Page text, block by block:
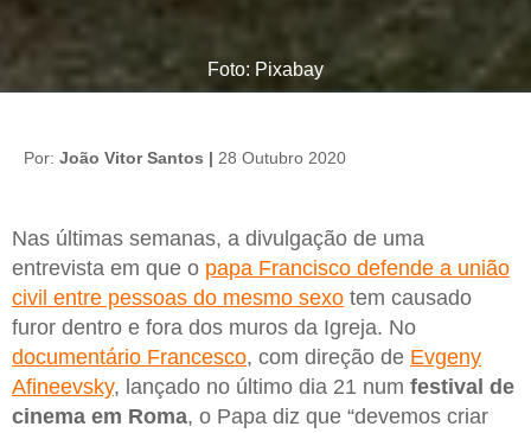
Foto: Pixabay
Por: João Vitor Santos | 28 Outubro 2020
Nas últimas semanas, a divulgação de uma
entrevista em que o papa Francisco defende a união
civil entre pessoas do mesmo sexo tem causado
furor dentro e fora dos muros da Igreja. No
documentário Francesco, com direção de Evgeny
Afineevsky, lançado no último dia 21 num festival de
cinema em Roma, o Papa diz que “devemos criar